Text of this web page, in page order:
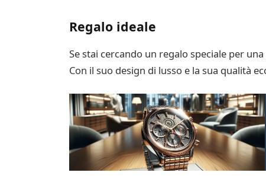
Regalo ideale
Se stai cercando un regalo speciale per
Con il suo design di lusso e la sua qualità